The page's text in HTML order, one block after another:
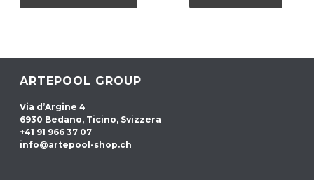
ARTEPOOL GROUP
Via d’Argine 4
6930 Bedano, Ticino, Svizzera
+41 91 966 37 07
info@artepool-shop.ch